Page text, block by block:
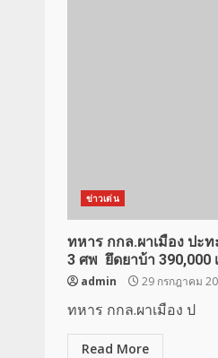
ข่าวเด่น
ทหาร กกล.ผาเมือง ปะ
3 ศพ ยึดยาบ้า
admin 29 กรกฎาคม
ทหาร กกล.ผาเมือง ป
Read More